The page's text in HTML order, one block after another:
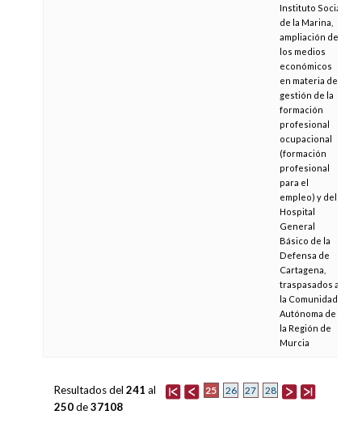
Instituto Social
de la Marina,
ampliación de
los medios
económicos
en materia de
gestión de la
formación
profesional
ocupacional
(formación
profesional
para el
empleo) y del
Hospital
General
Básico de la
Defensa de
Cartagena,
traspasados a
la Comunidad
Autónoma de
la Región de
Murcia
25 26 27 28
Resultados del 241 al
250de37108